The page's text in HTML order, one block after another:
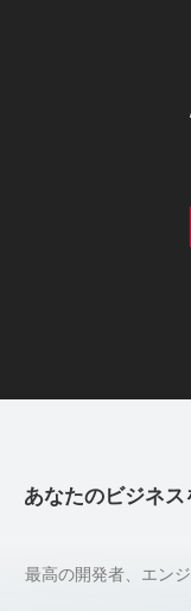
あなたのビジネ
最高の開発者、エン